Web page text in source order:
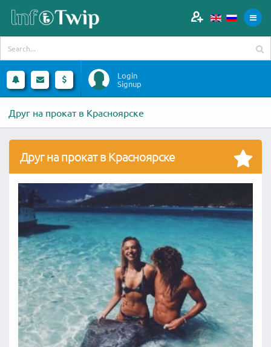
Login
Signup
Друг на прокат в Красноярске
Друг на прокат в Красноярске